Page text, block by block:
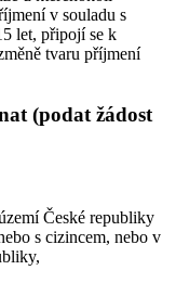
v souladu s
let, připojí se k
tvaru příjmení
(podat žádost
České republiky
s cizincem, nebo v